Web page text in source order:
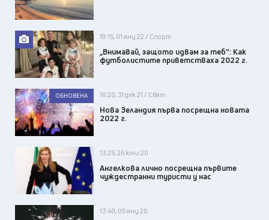
19:15, 01 яну 22 / Спорт
„Внимавай, защото идвам за теб“: Как
футболистите приветстваха 2022 г.
ОБНОВЕНА 16:20, 31 дек 21 / Свят
Нова Зеландия първа посрещна новата
2022 г.
13:25, 26 юни 20
Ангелкова лично посрещна първите
чуждестранни туристи у нас
13:40, 05 яну 20